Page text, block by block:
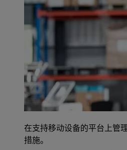
在支持移动设备的平台上管
措施。